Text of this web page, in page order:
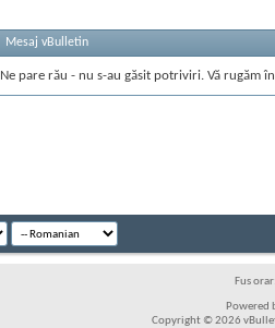
Mesaj vBulletin
Ne pare rău - nu s-au găsit potriviri. Vă rugăm
Fus
Powered
Copyright © 2026